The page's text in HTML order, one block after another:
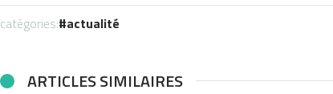
catégories: actualité
ARTICLES SIMILAIRES